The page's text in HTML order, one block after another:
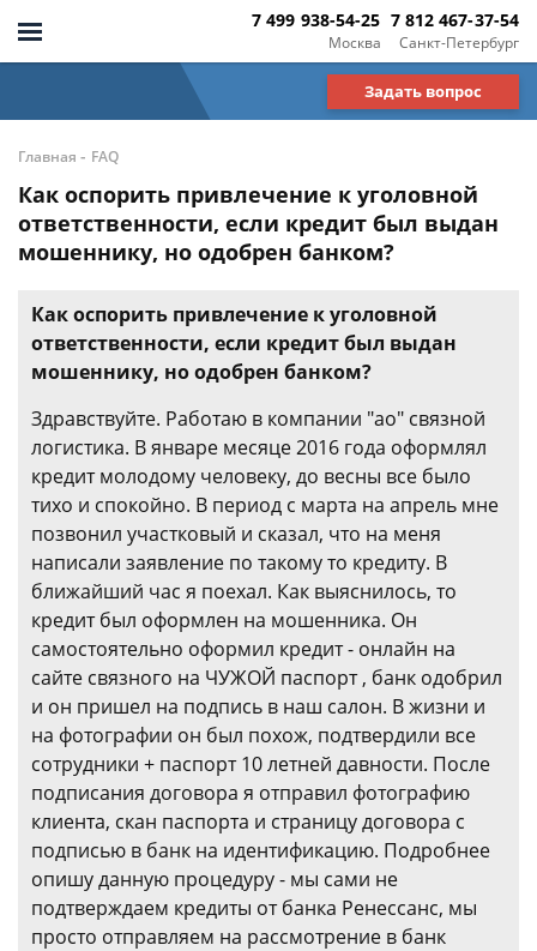
Москва
7 499 938-54-25
Санкт-Петербург
7 812 467-37-54
Задать вопрос
Главная - FAQ
Как оспорить привлечение к уголовной
ответственности, если кредит был выдан
мошеннику, но одобрен банком?
Как оспорить привлечение к уголовной
ответственности, если кредит был выдан
мошеннику, но одобрен банком?
Здравствуйте. Работаю в компании "ао" связной
логистика. В январе месяце 2016 года оформлял
кредит молодому человеку, до весны все было
тихо и спокойно. В период с марта на апрель мне
позвонил участковый и сказал, что на меня
написали заявление по такому то кредиту. В
ближайший час я поехал. Как выяснилось, то
кредит был оформлен на мошенника. Он
самостоятельно оформил кредит - онлайн на
сайте связного на ЧУЖОЙ паспорт , банк одобрил
и он пришел на подпись в наш салон. В жизни и
на фотографии он был похож, подтвердили все
сотрудники + паспорт 10 летней давности. После
подписания договора я отправил фотографию
клиента, скан паспорта и страницу договора с
подписью в банк на идентификацию. Подробнее
опишу данную процедуру - мы сами не
подтверждаем кредиты от банка Ренессанс, мы
просто отправляем на рассмотрение в банк